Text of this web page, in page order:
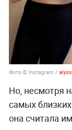
Фото © Instagram /
Но, несмотря
самых
она считала